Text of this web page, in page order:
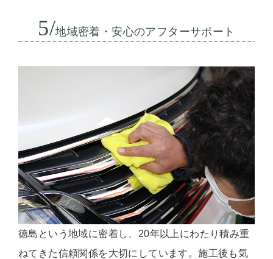
5/地域密着・安心のアフターサポート
徳島という地域に密着し、20年以上にわたり積み重
ねてきた信頼関係を大切にしています。施工後も気